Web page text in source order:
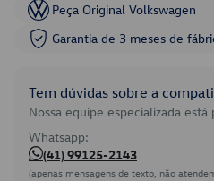
Peça Original Volkswagen
Garantia de 3 meses de
Tem dúvidas sobre a
Nossa equipe especializada
Whatsapp:
(41) 99125-2143
(apenas mensagens de texto, não